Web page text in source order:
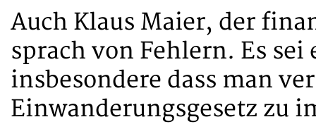
Auch Klaus Maier, der
sprach von Fehlern. Es
insbesondere dass man
Einwanderungsgesetz zu